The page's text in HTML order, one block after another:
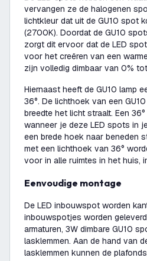
vervangen ze de halogenen
lichtkleur dat uit de GU10 spot
(2700K). Doordat de GU10
zorgt dit ervoor dat de LED
voor het creëren van een
zijn volledig dimbaar van 0%
Hiernaast heeft de GU10 lamp
36°. De lichthoek van een
breedte het licht straalt. Een
wanneer je deze LED spots in
een brede hoek naar beneden
met een lichthoek van 36°
voor in alle ruimtes in het huis,
Eenvoudige montage
De LED inbouwspot worden
inbouwspotjes worden
armaturen, 3W dimbare GU10
lasklemmen. Aan de hand van
lasklemmen kunnen de